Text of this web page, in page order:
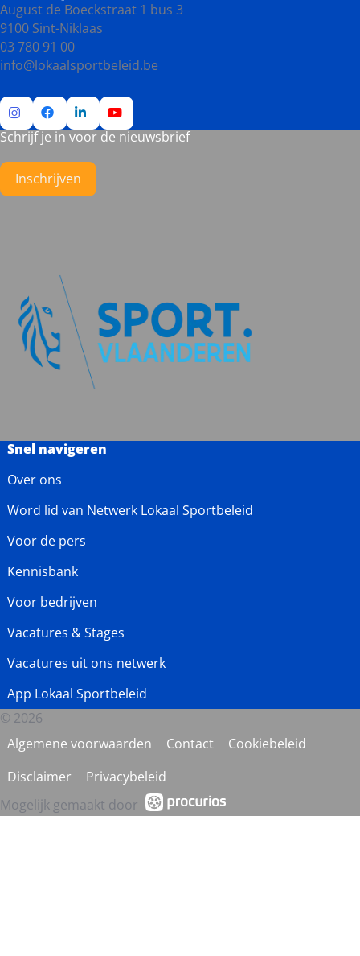
August de Boeckstraat 1 bus 3
9100 Sint-Niklaas
03 780 91 00
info@lokaalsportbeleid.be
Ga
Instagram
Ga
Facebook
Ga
LinkedIn
Ga
Snel navigeren
Over ons
Word lid van Netwerk Lokaal Sportbeleid
Voor de pers
Kennisbank
Voor bedrijven
Vacatures & Stages
Vacatures uit ons netwerk
App Lokaal Sportbeleid
Schrijf je in voor de nieuwsbrief
Inschrijven
© 2026
Algemene voorwaarden
Contact
Cookiebeleid
Disclaimer
Privacybeleid
Mogelijk gemaakt door